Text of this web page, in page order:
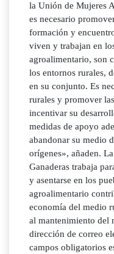
la Unión de Mujeres
es necesario
formación y
viven y trabajan en
agroalimentario, son
los entornos rurales,
en su conjunto. Es
rurales y promover
incentivar su
medidas de apoyo
abandonar su medio
orígenes», añaden.
Ganaderas trabaja
y asentarse en los
agroalimentario
economía del medio
al mantenimiento del
dirección de correo
campos obligatorios